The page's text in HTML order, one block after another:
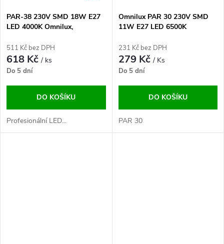
PAR-38 230V SMD 18W E27
LED 4000K Omnilux,
511 Kč bez DPH
618 Kč/ ks
Do 5 dní
DO KOŠÍKU
Profesionální LED...
Omnilux PAR 30 230V SMD
11W E27 LED 6500K
231 Kč bez DPH
279 Kč/ Ks
Do 5 dní
DO KOŠÍKU
PAR 30